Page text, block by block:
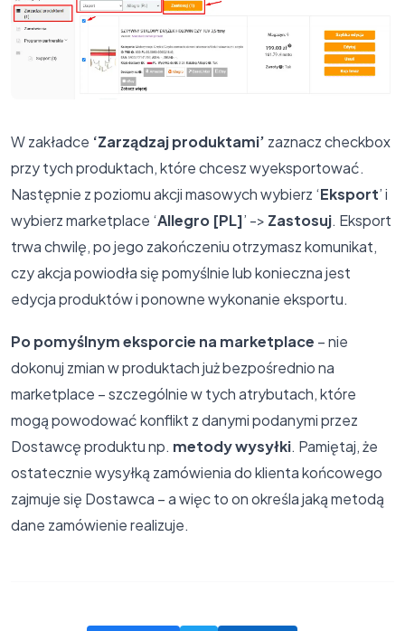
W zakładce ‘Zarządzaj produktami’ zaznacz checkbox
przy tych produktach, które chcesz wyeksportować.
Następnie z poziomu akcji masowych wybierz ‘Eksport’ i
wybierz marketplace ‘Allegro [PL]’ -> Zastosuj. Eksport
trwa chwilę, po jego zakończeniu otrzymasz komunikat,
czy akcja powiodła się pomyślnie lub konieczna jest
edycja produktów i ponowne wykonanie eksportu.
Po pomyślnym eksporcie na marketplace – nie
dokonuj zmian w produktach już bezpośrednio na
marketplace – szczególnie w tych atrybutach, które
mogą powodować konflikt z danymi podanymi przez
Dostawcę produktu np. metody wysyłki. Pamiętaj, że
ostatecznie wysyłką zamówienia do klienta końcowego
zajmuje się Dostawca – a więc to on określa jaką metodą
dane zamówienie realizuje.